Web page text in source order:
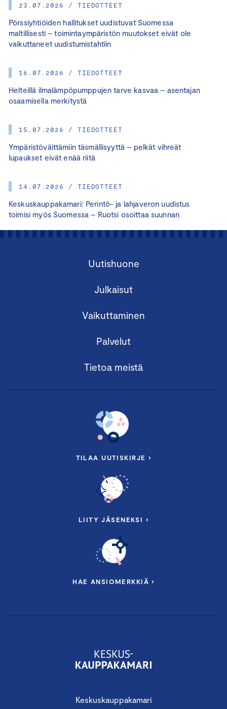
23.07.2026 / TIEDOTTEET
Pörssiyhtiöiden hallitukset uudistuvat Suomessa
maltillisesti – toimintaympäristön muutokset eivät ole
vaikuttaneet uudistumistahtiin
16.07.2026 / TIEDOTTEET
Helteillä ilmalämpöpumppujen tarve kasvaa – asentajan
osaamisella merkitystä
15.07.2026 / TIEDOTTEET
Ympäristöväittämiin täsmällisyyttä – pelkät vihreät
lupaukset eivät enää riitä
14.07.2026 / TIEDOTTEET
Keskuskauppakamari: Perintö- ja lahjaveron uudistus
toimisi myös Suomessa – Ruotsi osoittaa suunnan
Keskuskauppakamari
Uutishuone
Julkaisut
Vaikuttaminen
Palvelut
Tietoa meistä
TILAA UUTISKIRJE ›
LIITY JÄSENEKSI ›
HAE ANSIOMERKKIÄ ›